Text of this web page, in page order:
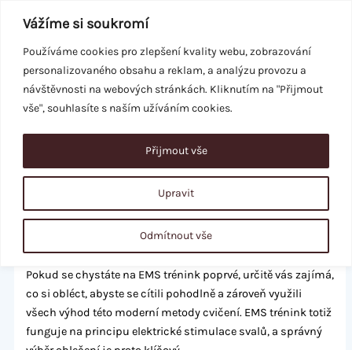
Vážíme si soukromí
Používáme cookies pro zlepšení kvality webu, zobrazování
personalizovaného obsahu a reklam, a analýzu provozu a
návštěvnosti na webových stránkách. Kliknutím na "Přijmout
vše", souhlasíte s naším užíváním cookies.
Upravit
Odmítnout vše
Přijmout vše
obsah
REZERVACE
“Co si obléct na EMS trénink? Rady a
tipy”
/Fitness Blog/ NapsalMarcela Paděrová
Co si vzít na sebe na EMS trénink?
Pokud se chystáte na EMS trénink poprvé, určitě vás zajímá,
co si obléct, abyste se cítili pohodlně a zároveň využili
všech výhod této moderní metody cvičení. EMS trénink totiž
funguje na principu elektrické stimulace svalů, a správný